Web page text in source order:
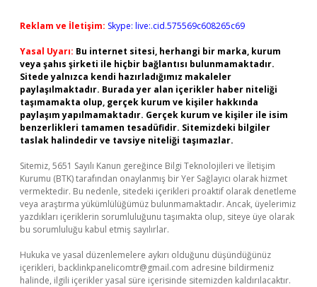
Reklam ve İletişim: Skype: live:.cid.575569c608265c69
Yasal Uyarı: Bu internet sitesi, herhangi bir marka, kurum
veya şahıs şirketi ile hiçbir bağlantısı bulunmamaktadır.
Sitede yalnızca kendi hazırladığımız makaleler
paylaşılmaktadır. Burada yer alan içerikler haber niteliği
taşımamakta olup, gerçek kurum ve kişiler hakkında
paylaşım yapılmamaktadır. Gerçek kurum ve kişiler ile isim
benzerlikleri tamamen tesadüfidir. Sitemizdeki bilgiler
taslak halindedir ve tavsiye niteliği taşımazlar.
Sitemiz, 5651 Sayılı Kanun gereğince Bilgi Teknolojileri ve İletişim
Kurumu (BTK) tarafından onaylanmış bir Yer Sağlayıcı olarak hizmet
vermektedir. Bu nedenle, sitedeki içerikleri proaktif olarak denetleme
veya araştırma yükümlülüğümüz bulunmamaktadır. Ancak, üyelerimiz
yazdıkları içeriklerin sorumluluğunu taşımakta olup, siteye üye olarak
bu sorumluluğu kabul etmiş sayılırlar.
Hukuka ve yasal düzenlemelere aykırı olduğunu düşündüğünüz
içerikleri, backlinkpanelicomtr@gmail.com adresine bildirmeniz
halinde, ilgili içerikler yasal süre içerisinde sitemizden kaldırılacaktır.